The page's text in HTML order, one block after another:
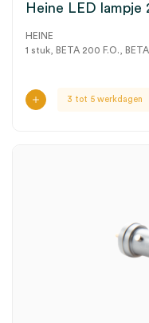
Heine LED lampje
HEINE
1 stuk, BETA 200 F.O.,
3 tot 5 werkdagen